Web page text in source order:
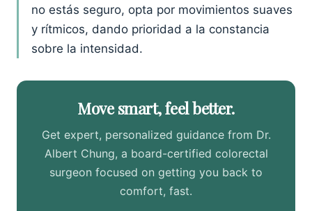
no estás seguro, opta por movimientos suaves
y rítmicos, dando prioridad a la constancia
sobre la intensidad.
Move smart, feel better.
Get expert, personalized guidance from Dr.
Albert Chung, a board-certified colorectal
surgeon focused on getting you back to
comfort, fast.